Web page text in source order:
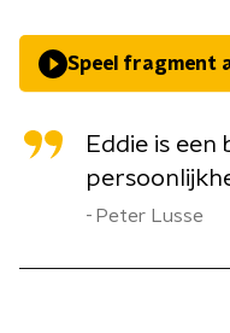
Speel fragment
Eddie is
Peter Lusse